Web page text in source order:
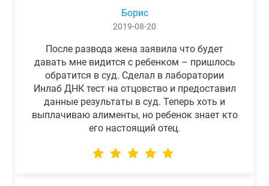
Борис
2019-08-20
После развода жена заявила что будет
давать мне видится с ребенком – пришлось
обратится в суд. Сделал в лаборатории
Инлаб ДНК тест на отцовство и предоставил
данные результаты в суд. Теперь хоть и
выплачиваю алименты, но ребенок знает кто
его настоящий отец.